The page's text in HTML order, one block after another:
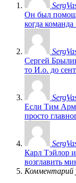
Он был
когда
Сергей
то И.о. до
Если Тим
просто
Карл Тэйлор
возглавить
Комментарий